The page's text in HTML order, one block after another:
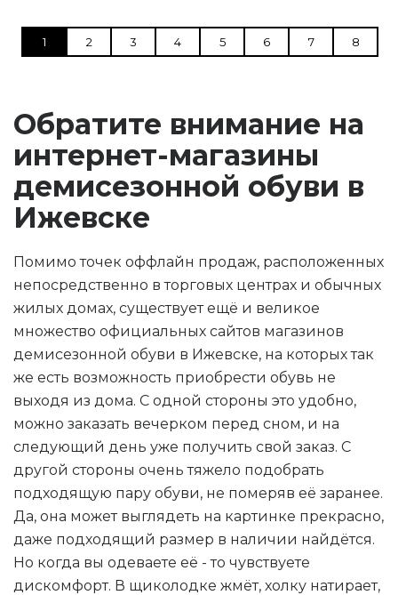
1 2 3 4 5 6 7 8
Обратите внимание на
интернет-магазины
демисезонной обуви в
Ижевске
Помимо точек оффлайн продаж, расположенных
непосредственно в торговых центрах и обычных
жилых домах, существует ещё и великое
множество официальных сайтов магазинов
демисезонной обуви в Ижевске, на которых так
же есть возможность приобрести обувь не
выходя из дома. С одной стороны это удобно,
можно заказать вечерком перед сном, и на
следующий день уже получить свой заказ. С
другой стороны очень тяжело подобрать
подходящую пару обуви, не померяв её заранее.
Да, она может выглядеть на картинке прекрасно,
даже подходящий размер в наличии найдётся.
Но когда вы одеваете её - то чувствуете
дискомфорт. В щиколодке жмёт, холку натирает,